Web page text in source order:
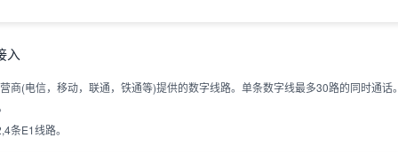
入
商(电信，移动，联通，铁通等)提供的数字线路。单条数字线最多30路的同时通话
条E1线路。